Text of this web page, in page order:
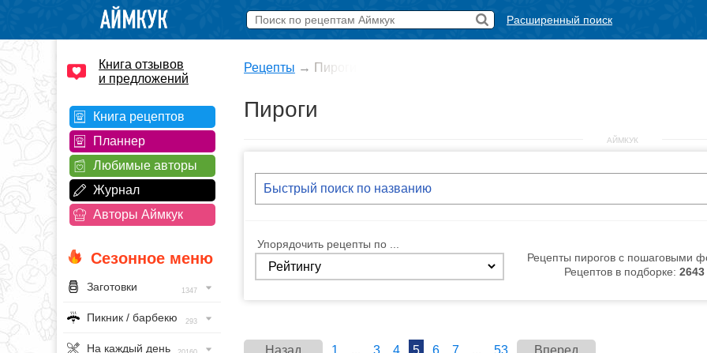
Расширенный поиск
Книга отзывов
и предложений
Книга рецептов
Планнер
Любимые авторы
Журнал
Авторы Аймкук
Сезонное меню
Заготовки 1347
Пикник / барбекю 293
На каждый день
Рецепты → Пироги
Пироги
АЙМКУК
Упорядочить рецепты по ...
Рецепты пирогов с пошаговыми
Рецептов в подборке: 2643
Назад 1 ... 3 4 5 6 7 ... 53 Вперед